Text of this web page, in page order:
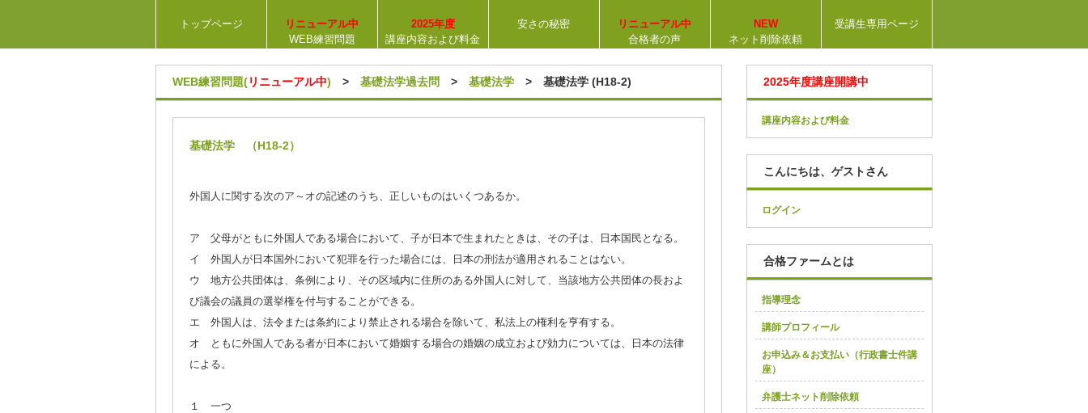
トップページ
リニューアル中
WEB練習問題
2025年度
講座内容および料金
安さの秘密
リニューアル中
合格者の声
NEW
ネット削除依頼
受講生専用ページ
WEB練習問題(リニューアル中) > 基礎法学過去問 > 基礎法学 > 基礎法学 (H18-2)
基礎法学 （H18-2）
外国人に関する次のア～オの記述のうち、正しいものはいくつあるか。
ア 父母がともに外国人である場合において、子が日本で生まれたときは、その子は、日本国民となる。
イ 外国人が日本国外において犯罪を行った場合には、日本の刑法が適用されることはない。
ウ 地方公共団体は、条例により、その区域内に住所のある外国人に対して、当該地方公共団体の長およ
び議会の議員の選挙権を付与することができる。
エ 外国人は、法令または条約により禁止される場合を除いて、私法上の権利を亨有する。
オ ともに外国人である者が日本において婚姻する場合の婚姻の成立および効力については、日本の法律
による。
１ 一つ
2025年度講座開講中
講座内容および料金
こんにちは、ゲストさん
ログイン
合格ファームとは
指導理念
講師プロフィール
お申込み＆お支払い（行政書士件講
座）
弁護士ネット削除依頼